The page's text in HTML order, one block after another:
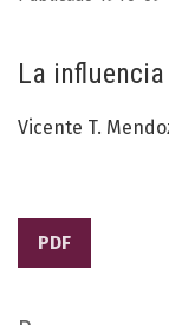
La
Vicente T.
PDF